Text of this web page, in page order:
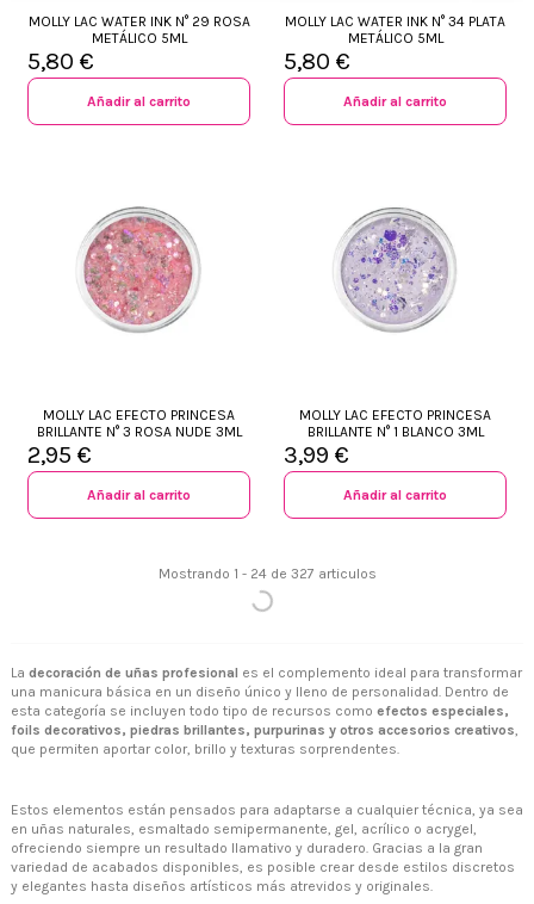
MOLLY LAC WATER INK N° 29 ROSA
METÁLICO 5ML
5,80 €
Añadir al carrito
MOLLY LAC WATER INK N° 34 PLATA
METÁLICO 5ML
5,80 €
Añadir al carrito
MOLLY LAC EFECTO PRINCESA
BRILLANTE N° 3 ROSA NUDE 3ML
2,95 €
Añadir al carrito
MOLLY LAC EFECTO PRINCESA
BRILLANTE N° 1 BLANCO 3ML
3,99 €
Añadir al carrito
Mostrando 1 - 24 de 327 articulos
La decoración de uñas profesional es el complemento ideal para transformar
una manicura básica en un diseño único y lleno de personalidad. Dentro de
esta categoría se incluyen todo tipo de recursos como efectos especiales,
foils decorativos, piedras brillantes, purpurinas y otros accesorios creativos
que permiten aportar color, brillo y texturas sorprendentes.
Estos elementos están pensados para adaptarse a cualquier técnica, ya sea
en uñas naturales, esmaltado semipermanente, gel, acrílico o acrygel,
ofreciendo siempre un resultado llamativo y duradero. Gracias a la gran
variedad de acabados disponibles, es posible crear desde estilos discretos
y elegantes hasta diseños artísticos más atrevidos y originales.
+34 968 06 63 44L-V 10:00 - 14:00
+34 601 27 80 18
contacto@zaseni.com
Avenida de los Dolores 32, Murcia